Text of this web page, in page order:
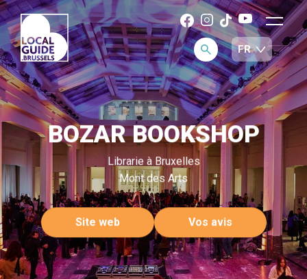
BOZAR BOOKSHOP
Librarie à Bruxelles
Mont des Arts
Site web Vos avis